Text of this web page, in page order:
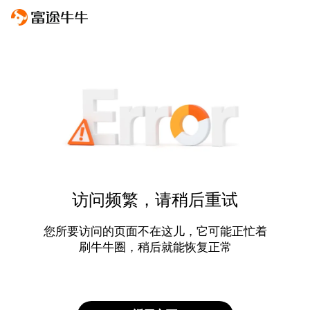
访问频繁，请稍后重试
您所要访问的页面不在这儿，它可能正忙着
刷牛牛圈，稍后就能恢复正常